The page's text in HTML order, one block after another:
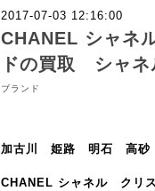
2017-07-03 12:16:00
CHANEL シャ
ドの買取 シャネ
ブランド
加古川 姫路 明石 高砂
CHANEL シャネル クリ